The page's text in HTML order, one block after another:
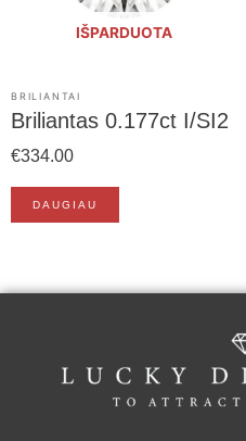
IŠPARDUOTA
BRILIANTAI
Briliantas 0.177ct I/SI2
€334.00
DAUGIAU